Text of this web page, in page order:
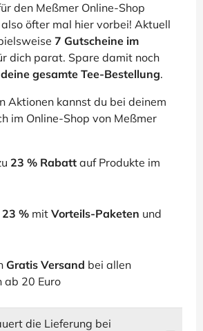
den Meßmer Online-Shop
öfter mal hier vorbei! Aktuell
7 Gutscheine im
dich parat. Spare damit noch
gesamte Tee-Bestellung.
Aktionen kannst du bei deinem
im Online-Shop von Meßmer
23 % Rabatt auf Produkte im
% mit Vorteils-Paketen und
Gratis Versand bei allen
ab 20 Euro
die Lieferung bei